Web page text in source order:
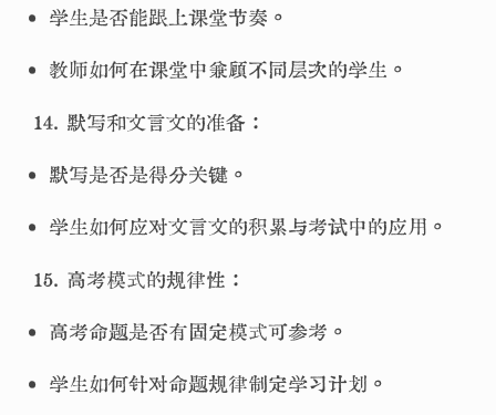
• 学生是否能跟上课堂节奏。
• 教师如何在课堂中兼顾不同层次的学生。
默写和文言文的准备：
• 默写是否是得分关键。
• 学生如何应对文言文的积累与考试中的应用。
高考模式的规律性：
• 高考命题是否有固定模式可参考。
• 学生如何针对命题规律制定学习计划。